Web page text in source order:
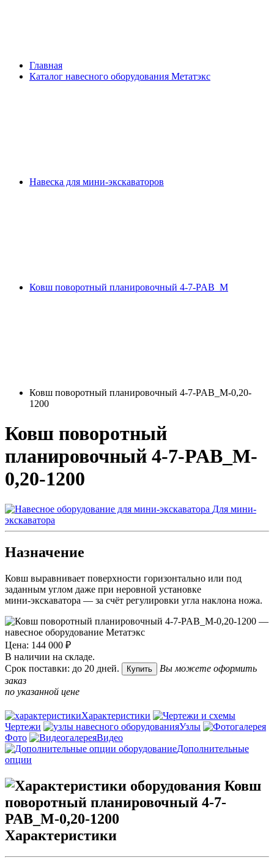
Главная
Каталог навесного оборудования Метатэкс
Навеска для мини-экскаваторов
Ковш поворотный планировочный 4-7-PAB_M
Ковш поворотный планировочный 4-7-PAB_M-0,20-
1200
Ковш поворотный
планировочный 4-7-PAB_M-
0,20-1200
Для мини-
экскаватора
Назначение
Ковш выравнивает поверхности горизонтально или под
заданным углом даже при неровной установке
мини‑экскаватора — за счёт регулировки угла наклона ножа.
Цена: 144 000 ₽
В наличии на складе.
Срок поставки: до 20 дней.
Купить
Вы можете оформить
заказ
по указанной цене
Характеристики
Чертежи
Узлы
Фото
Видео
Дополнительные
опции
Характеристики